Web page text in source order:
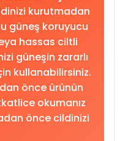
kurutmadan
güneş koruyucu
hassas ciltli
güneşin zararlı
kullanabilirsiniz.
önce ürünün
okumanız
önce cildinizi